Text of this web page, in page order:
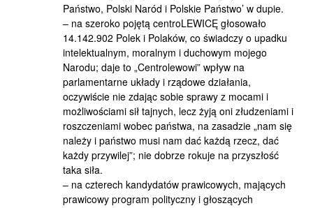
Państwo, Polski Naród i Polskie Państwo’ w dupie.
– na szeroko pojętą centroLEWICĘ głosowało
14.142.902 Polek i Polaków, co świadczy o upadku
intelektualnym, moralnym i duchowym mojego
Narodu; daje to „Centrolewowi” wpływ na
parlamentarne układy i rządowe działania,
oczywiście nie zdając sobie sprawy z mocami i
możliwościami sił tajnych, lecz żyją oni złudzeniami i
roszczeniami wobec państwa, na zasadzie „nam się
należy i państwo musi nam dać każdą rzecz, dać
każdy przywilej”; nie dobrze rokuje na przyszłość
taka siła.
– na czterech kandydatów prawicowych, mających
prawicowy program polityczny i głoszących